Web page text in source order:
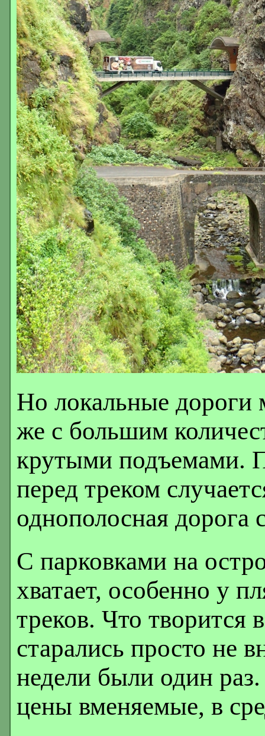
Но локальные дороги
же с большим
крутыми подъемами.
перед треком
однополосная дорога
С парковками на
хватает, особенно у
треков. Что
старались просто не
недели были один
цены вменяемые, в